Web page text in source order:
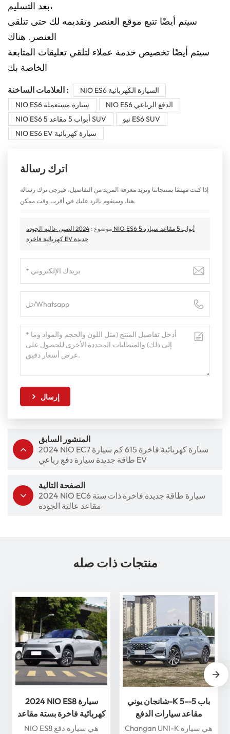
بعد التسليم،
سيتم أيضًا تتبع موقع العنصر وتقديمه لك حتى تتلقى
العنصر. هناك
سيتم أيضًا تخصيص خدمة عملاء لتلقي تعليقات المتابعة
الخاصة بك
العلامات الساخنة :
NIO ES6 السيارة الكهربائية
NIO ES6 سيارة مستعملة
NIO ES6 الدفع الرباعي
NIO ES6 5 أبواب 5 مقاعد SUV
نيو ES6 SUV
NIO ES6 EV سيارة كهربائية
اترك رسالة
إذا كنت مهتمًا بمنتجاتنا وتريد معرفة المزيد من التفاصيل، فيرجى ترك رسالة
هنا، وسنقوم بالرد عليك في أقرب وقت ممكن.
موضوع :
2024 الصين عالية الجودة NIO ES6 5 أبواب 5 مقاعد سيارة
كهربائية فاخرة EV جديدة
إرسال
المنشور السابق
2024 NIO EC7 سيارة كهربائية فاخرة 615 كم سيارة
طاقة جديدة سيارة دفع رباعي EV
الصفحة التالية
2024 NIO EC6 سيارة طاقة جديدة فاخرة ذات ستة
مقاعد عالية الجودة
منتجات ذات صله
2024 NIO ES8 سيارة
كهربائية فاخرة بستة مقاعد
مع قيادة ذكية سيارة طاقة
NIO ES8 هي سيارة دفع
شانجان يوني-K 5-باب 5-
مقاعد سيارات الدفع
الرباعي 360 درجة عرض
Changan UNI-K هي سيارة